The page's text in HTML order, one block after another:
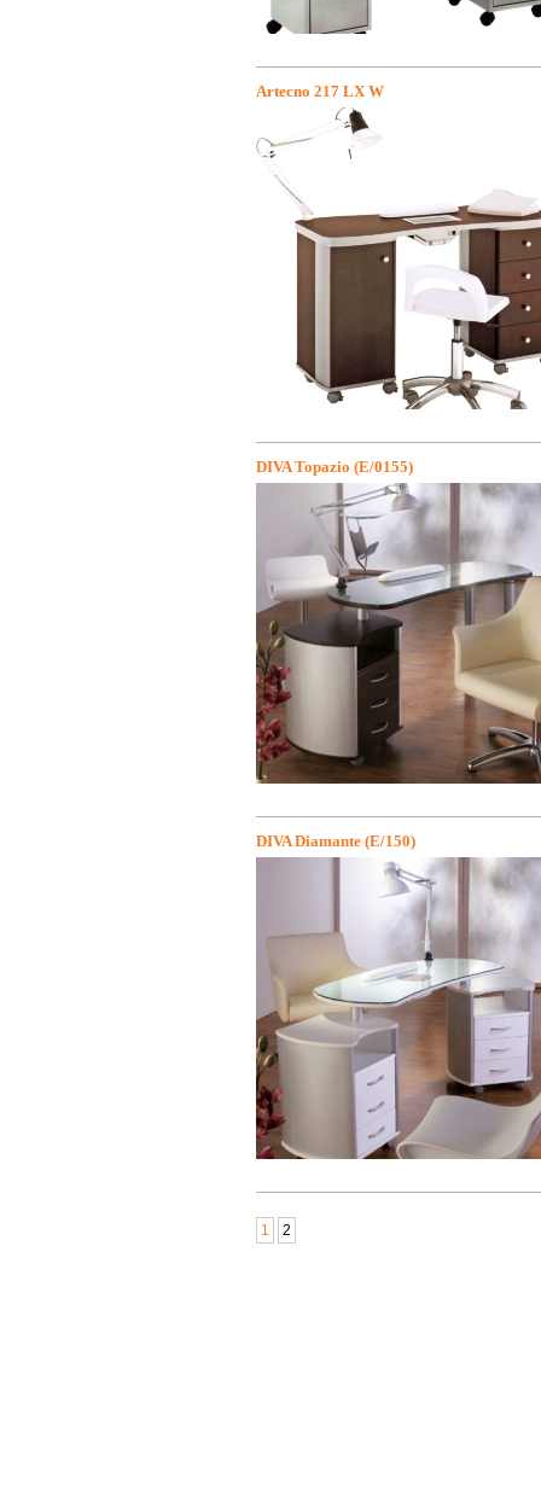
Artecno 217 LX W
DIVA Topazio (E/0155)
DIVA Diamante (E/150)
1 2